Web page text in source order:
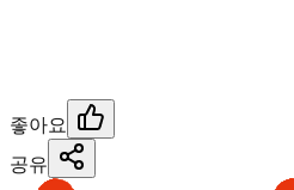
좋아요
공유